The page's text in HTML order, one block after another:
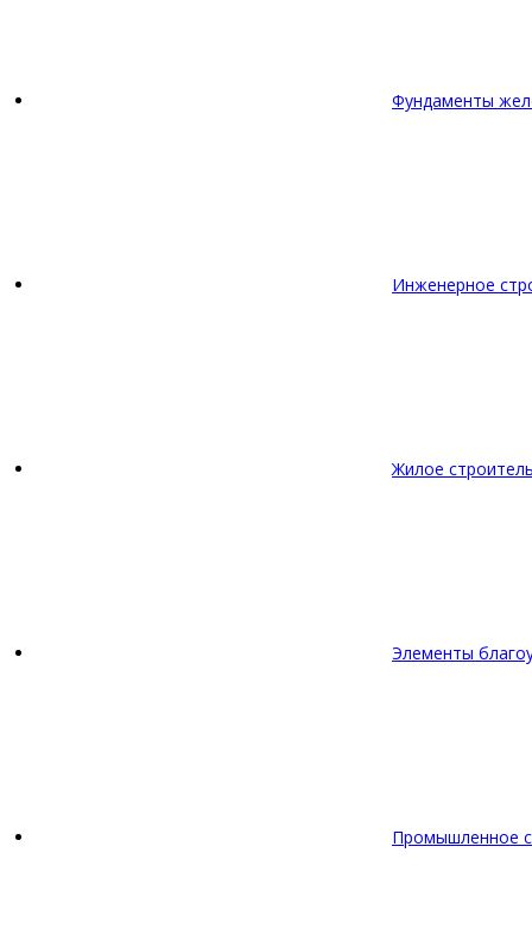
Фундаменты
Инженерное
Жилое
Элементы
Промышленное